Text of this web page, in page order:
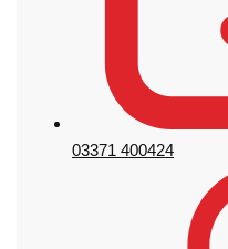
03371 400424